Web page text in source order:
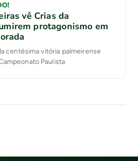
vê Crias da
protagonismo em
centésima vitória palmeirense
Paulista